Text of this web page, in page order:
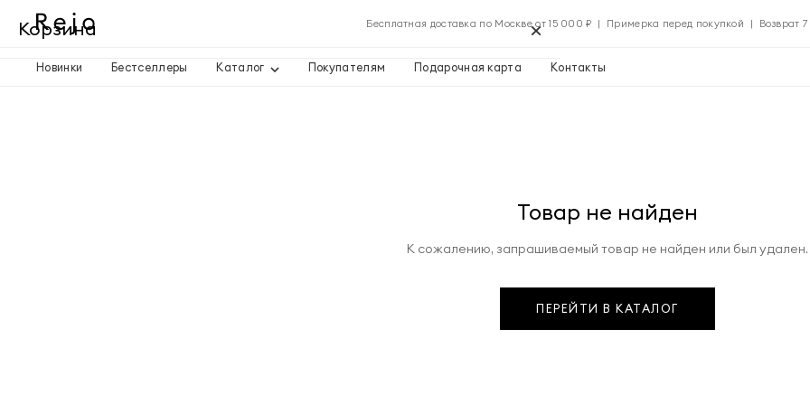
Бесплатная доставка по Москве от 15 000 ₽ | Примерка перед покупкой | Возврат 7
Новинки Бестселлеры Каталог Покупателям Подарочная карта Контакты
Товар не найден
К сожалению, запрашиваемый товар не найден или был удален.
ПЕРЕЙТИ В КАТАЛОГ
Корзина ×
Применить